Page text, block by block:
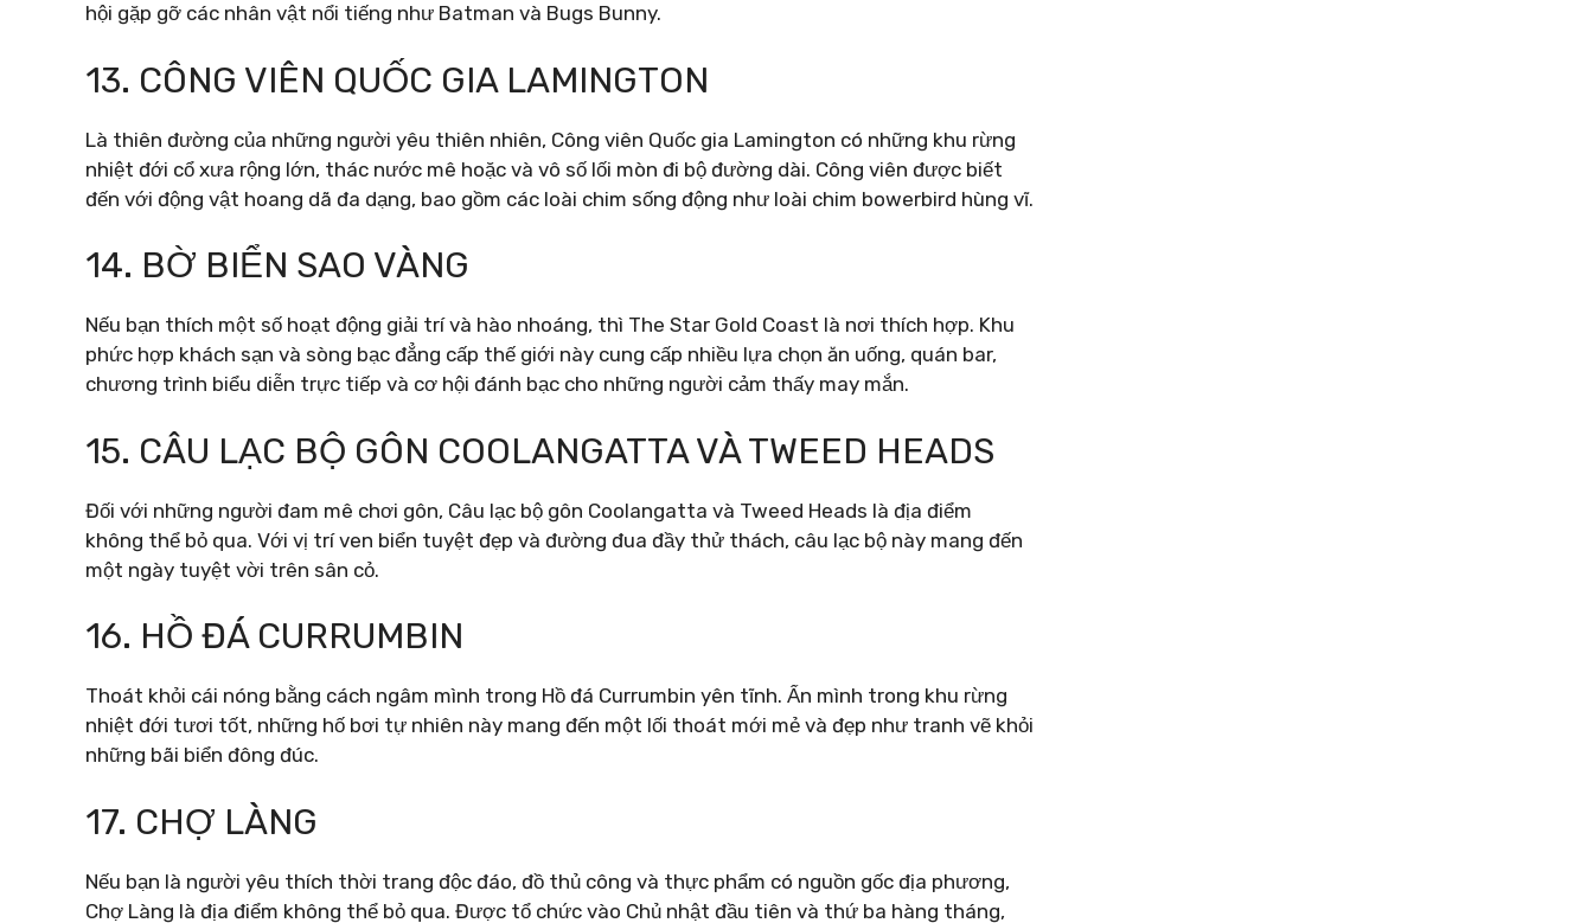
hội gặp gỡ các nhân vật nổi tiếng như Batman và Bugs Bunny.
13. CÔNG VIÊN QUỐC GIA LAMINGTON
Là thiên đường của những người yêu thiên nhiên, Công viên Quốc gia Lamington có những khu rừng
nhiệt đới cổ xưa rộng lớn, thác nước mê hoặc và vô số lối mòn đi bộ đường dài. Công viên được biết
đến với động vật hoang dã đa dạng, bao gồm các loài chim sống động như loài chim bowerbird hùng vĩ.
14. BỜ BIỂN SAO VÀNG
Nếu bạn thích một số hoạt động giải trí và hào nhoáng, thì The Star Gold Coast là nơi thích hợp. Khu
phức hợp khách sạn và sòng bạc đẳng cấp thế giới này cung cấp nhiều lựa chọn ăn uống, quán bar,
chương trình biểu diễn trực tiếp và cơ hội đánh bạc cho những người cảm thấy may mắn.
15. CÂU LẠC BỘ GÔN COOLANGATTA VÀ TWEED HEADS
Đối với những người đam mê chơi gôn, Câu lạc bộ gôn Coolangatta và Tweed Heads là địa điểm
không thể bỏ qua. Với vị trí ven biển tuyệt đẹp và đường đua đầy thử thách, câu lạc bộ này mang đến
một ngày tuyệt vời trên sân cỏ.
16. HỒ ĐÁ CURRUMBIN
Thoát khỏi cái nóng bằng cách ngâm mình trong Hồ đá Currumbin yên tĩnh. Ẩn mình trong khu rừng
nhiệt đới tươi tốt, những hố bơi tự nhiên này mang đến một lối thoát mới mẻ và đẹp như tranh vẽ khỏi
những bãi biển đông đúc.
17. CHỢ LÀNG
Nếu bạn là người yêu thích thời trang độc đáo, đồ thủ công và thực phẩm có nguồn gốc địa phương,
Chợ Làng là địa điểm không thể bỏ qua. Được tổ chức vào Chủ nhật đầu tiên và thứ ba hàng tháng,